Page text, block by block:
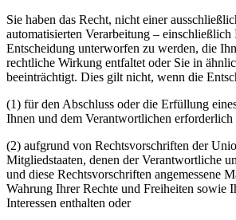
Sie haben das Recht, nicht einer
automatisierten Verarbeitung –
Entscheidung unterworfen zu werden, die
rechtliche Wirkung entfaltet oder Sie in
beeinträchtigt. Dies gilt nicht, wenn die
(1) für den Abschluss oder die Erfüllung
Ihnen und dem Verantwortlichen erforderlich
(2) aufgrund von Rechtsvorschriften der
Mitgliedstaaten, denen der Verantwortliche
und diese Rechtsvorschriften angemessene
Wahrung Ihrer Rechte und Freiheiten sowie
Interessen enthalten oder